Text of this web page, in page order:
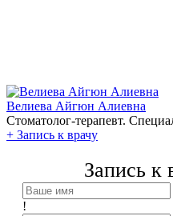
Велиева Айгюн Алиевна
Стоматолог-терапевт.
+ Запись к врачу
Запись к
!